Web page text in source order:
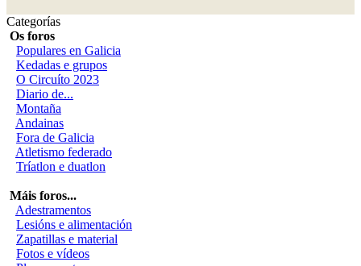
Categorías
Os foros
Populares en Galicia
Kedadas e grupos
O Circuíto 2023
Diario de...
Montaña
Andainas
Fora de Galicia
Atletismo federado
Tríatlon e duatlon
Máis foros...
Adestramentos
Lesións e alimentación
Zapatillas e material
Fotos e vídeos